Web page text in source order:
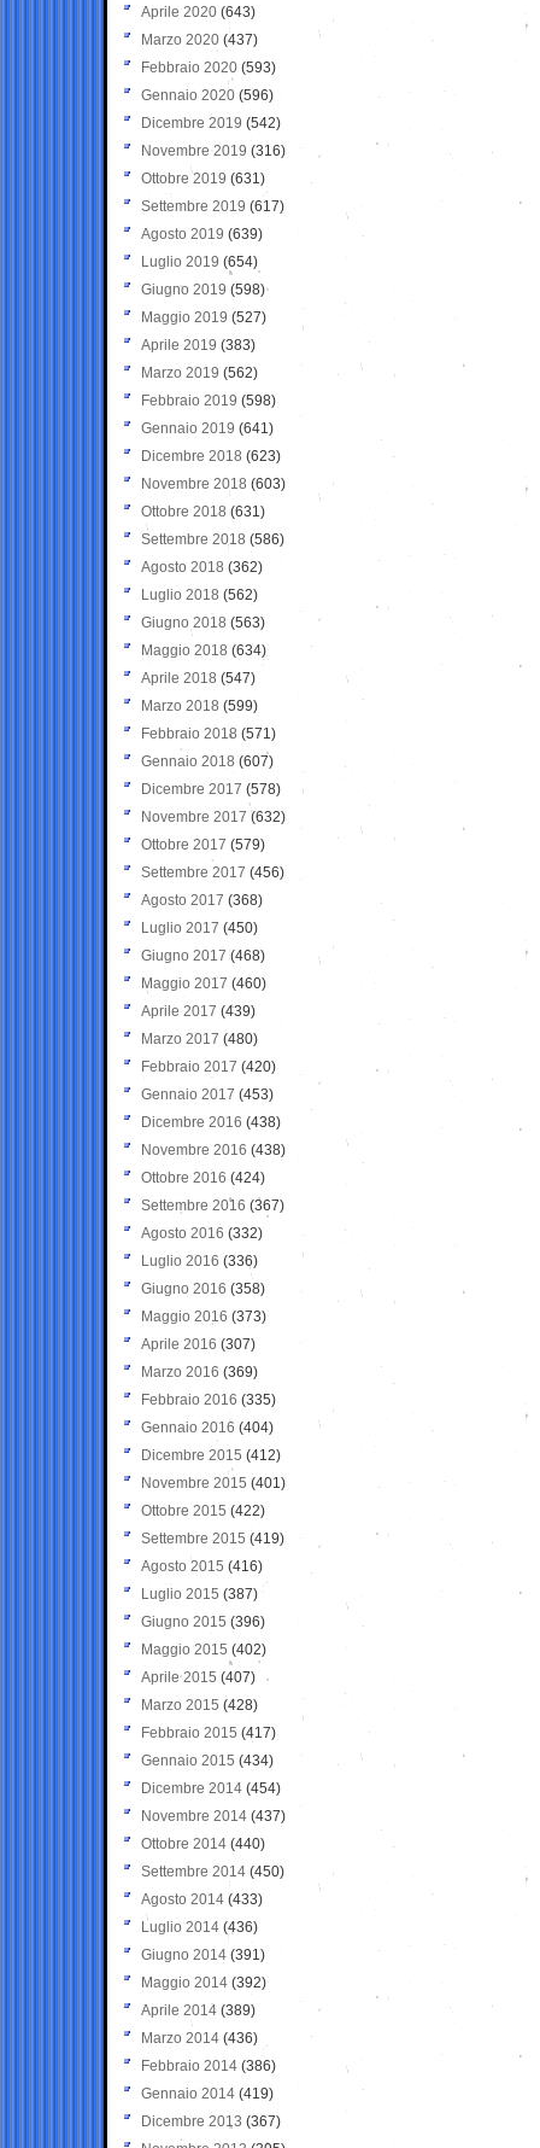
Aprile 2020 (643)
Marzo 2020 (437)
Febbraio 2020 (593)
Gennaio 2020 (596)
Dicembre 2019 (542)
Novembre 2019 (316)
Ottobre 2019 (631)
Settembre 2019 (617)
Agosto 2019 (639)
Luglio 2019 (654)
Giugno 2019 (598)
Maggio 2019 (527)
Aprile 2019 (383)
Marzo 2019 (562)
Febbraio 2019 (598)
Gennaio 2019 (641)
Dicembre 2018 (623)
Novembre 2018 (603)
Ottobre 2018 (631)
Settembre 2018 (586)
Agosto 2018 (362)
Luglio 2018 (562)
Giugno 2018 (563)
Maggio 2018 (634)
Aprile 2018 (547)
Marzo 2018 (599)
Febbraio 2018 (571)
Gennaio 2018 (607)
Dicembre 2017 (578)
Novembre 2017 (632)
Ottobre 2017 (579)
Settembre 2017 (456)
Agosto 2017 (368)
Luglio 2017 (450)
Giugno 2017 (468)
Maggio 2017 (460)
Aprile 2017 (439)
Marzo 2017 (480)
Febbraio 2017 (420)
Gennaio 2017 (453)
Dicembre 2016 (438)
Novembre 2016 (438)
Ottobre 2016 (424)
Settembre 2016 (367)
Agosto 2016 (332)
Luglio 2016 (336)
Giugno 2016 (358)
Maggio 2016 (373)
Aprile 2016 (307)
Marzo 2016 (369)
Febbraio 2016 (335)
Gennaio 2016 (404)
Dicembre 2015 (412)
Novembre 2015 (401)
Ottobre 2015 (422)
Settembre 2015 (419)
Agosto 2015 (416)
Luglio 2015 (387)
Giugno 2015 (396)
Maggio 2015 (402)
Aprile 2015 (407)
Marzo 2015 (428)
Febbraio 2015 (417)
Gennaio 2015 (434)
Dicembre 2014 (454)
Novembre 2014 (437)
Ottobre 2014 (440)
Settembre 2014 (450)
Agosto 2014 (433)
Luglio 2014 (436)
Giugno 2014 (391)
Maggio 2014 (392)
Aprile 2014 (389)
Marzo 2014 (436)
Febbraio 2014 (386)
Gennaio 2014 (419)
Dicembre 2013 (367)